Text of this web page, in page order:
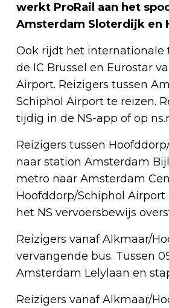
werkt ProRail aan het
Amsterdam Sloterdijk en
Ook rijdt het internationale
de IC Brussel en Eurostar
Airport. Reizigers tussen
Schiphol Airport te reizen.
tijdig in de NS-app of op
Reizigers tussen
naar station Amsterdam
metro naar Amsterdam
Hoofddorp/Schiphol
het NS vervoersbewijs
Reizigers vanaf Alkmaar/
vervangende bus. Tussen
Amsterdam Lelylaan en
Reizigers vanaf Alkmaar/